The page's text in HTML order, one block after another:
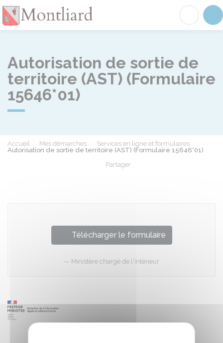
Autorisation de sortie de
territoire (AST) (Formulaire
15646*01)
Accueil Mes démarches
Services en ligne et formulaires
Autorisation de sortie de territoire (AST) (Formulaire 15646*01)
Partager
Télécharger le formulaire
Ministère chargé de l'intérieur